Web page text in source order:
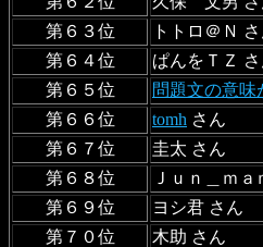
第６３位
トトロ＠Ｎ
第６４位
ぱんをＴＺ
第６５位
問題文の意
第６６位
tomh さん
第６７位
圭太 さん
第６８位
Ｊｕｎ＿ｍａ
第６９位
ヨシ君 さん
第７０位
木助 さん